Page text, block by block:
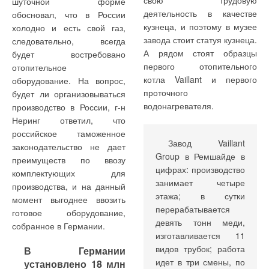
обосновал, что в России
холодно и есть свой газ,
следовательно, всегда
будет востребовано
отопительное
оборудование. На вопрос,
будет ли организовываться
производство в России, г-н
Неринг ответил, что
российское таможенное
законодательство не дает
преимуществ по ввозу
комплектующих для
производства, и на данный
момент выгоднее ввозить
готовое оборудование,
собранное в Германии.
В Германии
установлено 18 млн
деятельность в качестве
кузнеца, и поэтому в музее
завода стоит статуя кузнеца.
А рядом стоят образцы
первого отопительного
котла Vaillant и первого
проточного
водонагревателя.
Завод Vaillant
Group в Ремшайде в
цифрах: производство
занимает четыре
этажа; в сутки
перерабатывается
девять тонн меди,
изготавливается 11
видов трубок; работа
идет в три смены, по
Проветривание
воздуха,
специальная
отделка стен не
собирающая пыль
были основными
способами борьбы
за чистоту
Норматив Р 3.1.683-98
вводит определение
помещений 1-2-3-4-5
категорий по уровню
обеззараживания воздуха,
соответственно, с 99,9-99-
эффективностью
• 5-я категория
(вспомогательные
помещения — туалеты,
кладовки, лестничные
клетки, ЛПУ).
защите воздуха от ЖМО
попадает в 3-ю и 4-ю
категории. Для разных
категорий рассчитана доза
объемного облучения от
385 до 105 Дж на 1 м3.
Источниками облучения
являются два типа ламп, в
том числе без генерации
теплоотдачи —
термоклапанами,
термостатическими
регуляторами,
интеллектуальными
датчиками и т.д. Для
применения таких устройств
подходит не любой
радиатор. Обусловлено это
тем, что прибор должен
быстро изменить
параметры теплоотдачи в
зависимости от
установленных на
регулирующих элементах
значений. Снабжать этими
элементами целесообразно
только радиаторы,
инерционностью.
качества.
Производство
радиаторов регулирует
ГОСТ 31311-2005
«Приборы отопительные»
[1]. В частности, согласно п.
5.2 отопительные приборы
должны быть прочными и
давление воды или воздуха,
превышающее не менее
чем в полтора раза
максимальное рабочее
давление, но не менее 0,6
МПа. Для контроля
соответствия этому
требованию производитель
использует специальные